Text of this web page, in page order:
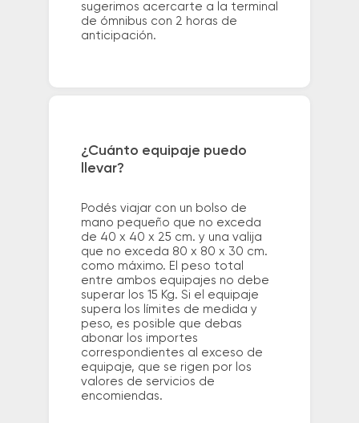
sugerimos acercarte a la terminal
de ómnibus con 2 horas de
anticipación.
¿Cuánto equipaje puedo
llevar?
Podés viajar con un bolso de
mano pequeño que no exceda
de 40 x 40 x 25 cm. y una valija
que no exceda 80 x 80 x 30 cm.
como máximo. El peso total
entre ambos equipajes no debe
superar los 15 Kg. Si el equipaje
supera los límites de medida y
peso, es posible que debas
abonar los importes
correspondientes al exceso de
equipaje, que se rigen por los
valores de servicios de
encomiendas.